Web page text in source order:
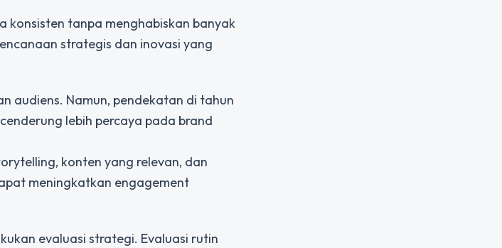
konsisten tanpa menghabiskan banyak
strategis dan inovasi yang
audiens. Namun, pendekatan di tahun
lebih percaya pada brand
konten yang relevan, dan
meningkatkan engagement
evaluasi strategi. Evaluasi rutin